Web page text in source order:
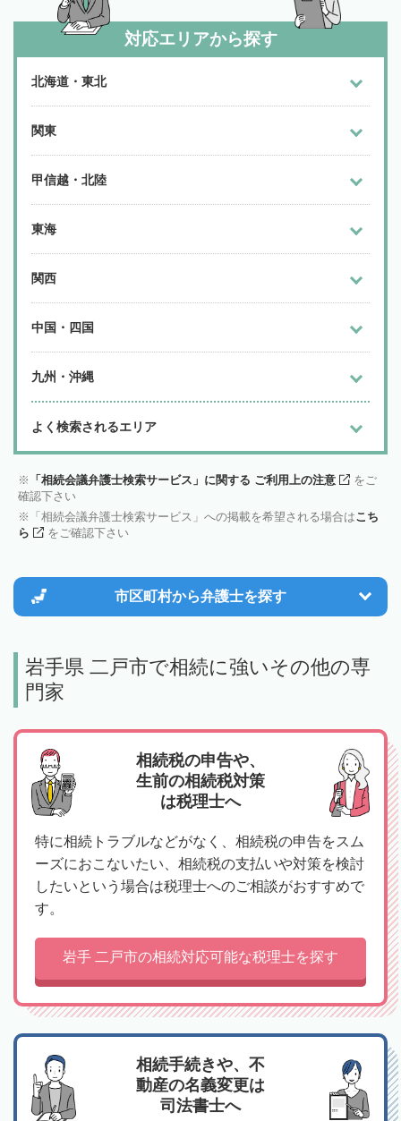
対応エリアから探す
北海道・東北
関東
甲信越・北陸
東海
関西
中国・四国
九州・沖縄
よく検索されるエリア
「相続会議弁護士検索サービス」に関する ご利用上の注意
をご
確認下さい
「相続会議弁護士検索サービス」への掲載を希望される場合はこち
ら
をご確認下さい
市区町村から弁護士を探す
岩手県 二戸市で相続に強いその他の専
門家
相続税の申告や、
生前の相続税対策
は税理士へ
特に相続トラブルなどがなく、相続税の申告をスム
ーズにおこないたい、相続税の支払いや対策を検討
したいという場合は税理士へのご相談がおすすめで
す。
岩手 二戸市の相続対応可能な税理士を探す
相続手続きや、不
動産の名義変更は
司法書士へ